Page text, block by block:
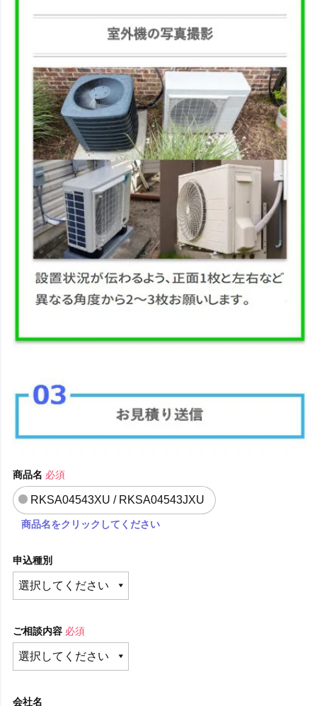
商品名 必須
RKSA04543XU / RKSA04543JXU
商品名をクリックしてください
申込種別
ご相談内容 必須
会社名